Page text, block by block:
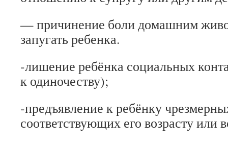
— причинение боли домашним
запугать ребенка.
-лишение ребёнка социальных
к одиночеству);
-предъявление к ребёнку
соответствующих его возрасту или